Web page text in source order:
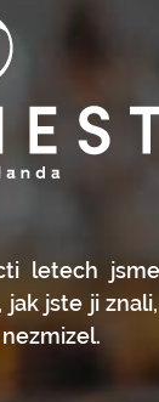
letech
jak jste ji